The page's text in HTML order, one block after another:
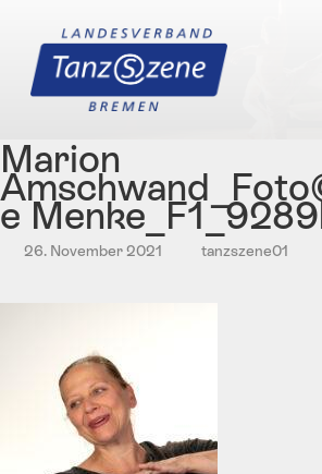
Marion
e
26. November 2021 tanzszene01